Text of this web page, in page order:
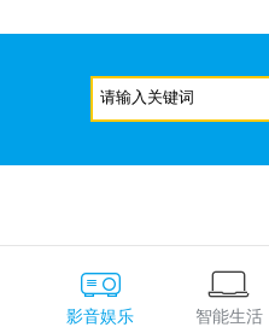
影音娱乐 智能生活